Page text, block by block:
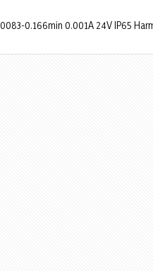
0.166min 0.001A 24V IP65